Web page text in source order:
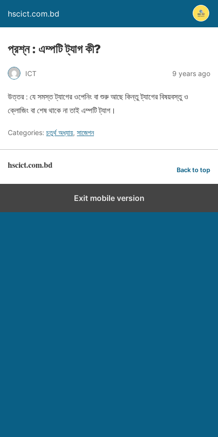
hscict.com.bd
প্রশ্ন : এম্পটি ট্যাগ কী?
ICT 9 years ago
উত্তর : যে সমস্ত ট্যাগের ওপেনিং বা শুরু আছে কিন্তু ট্যাগের বিষয়বস্তু ও
ক্লোজিং বা শেষ থাকে না তাই এম্পটি ট্যাগ।
Categories: চতুর্থ অধ্যায়, সাজেশন
hscict.com.bd Back to top
Exit mobile version